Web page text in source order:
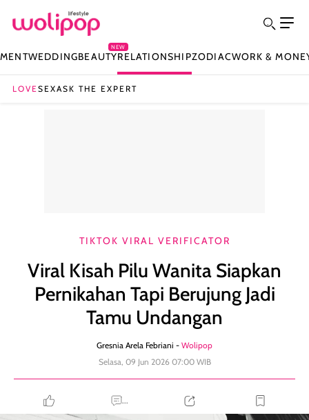
WEDDINGBEAUTY
NEW
RELATIONSHIPZODIACWORK &
LOVESEXASK THE EXPERT
TIKTOK VIRAL VERIFICATOR
Viral Kisah Pilu Wanita Siapkan
Pernikahan Tapi Berujung Jadi
Tamu Undangan
Gresnia Arela Febriani - Wolipop
Selasa, 09 Jun 2026 07:00 WIB
...